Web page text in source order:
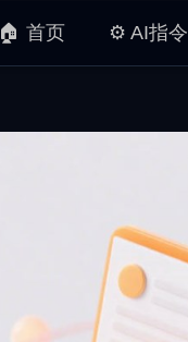
🏠 首页 ⚙️ AI指令